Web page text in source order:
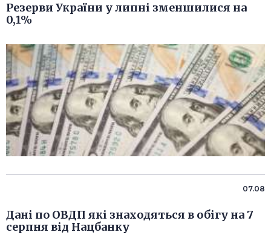
Резерви України у липні зменшилися на
0,1%
07.08
Дані по ОВДП які знаходяться в обігу на 7
серпня від Нацбанку